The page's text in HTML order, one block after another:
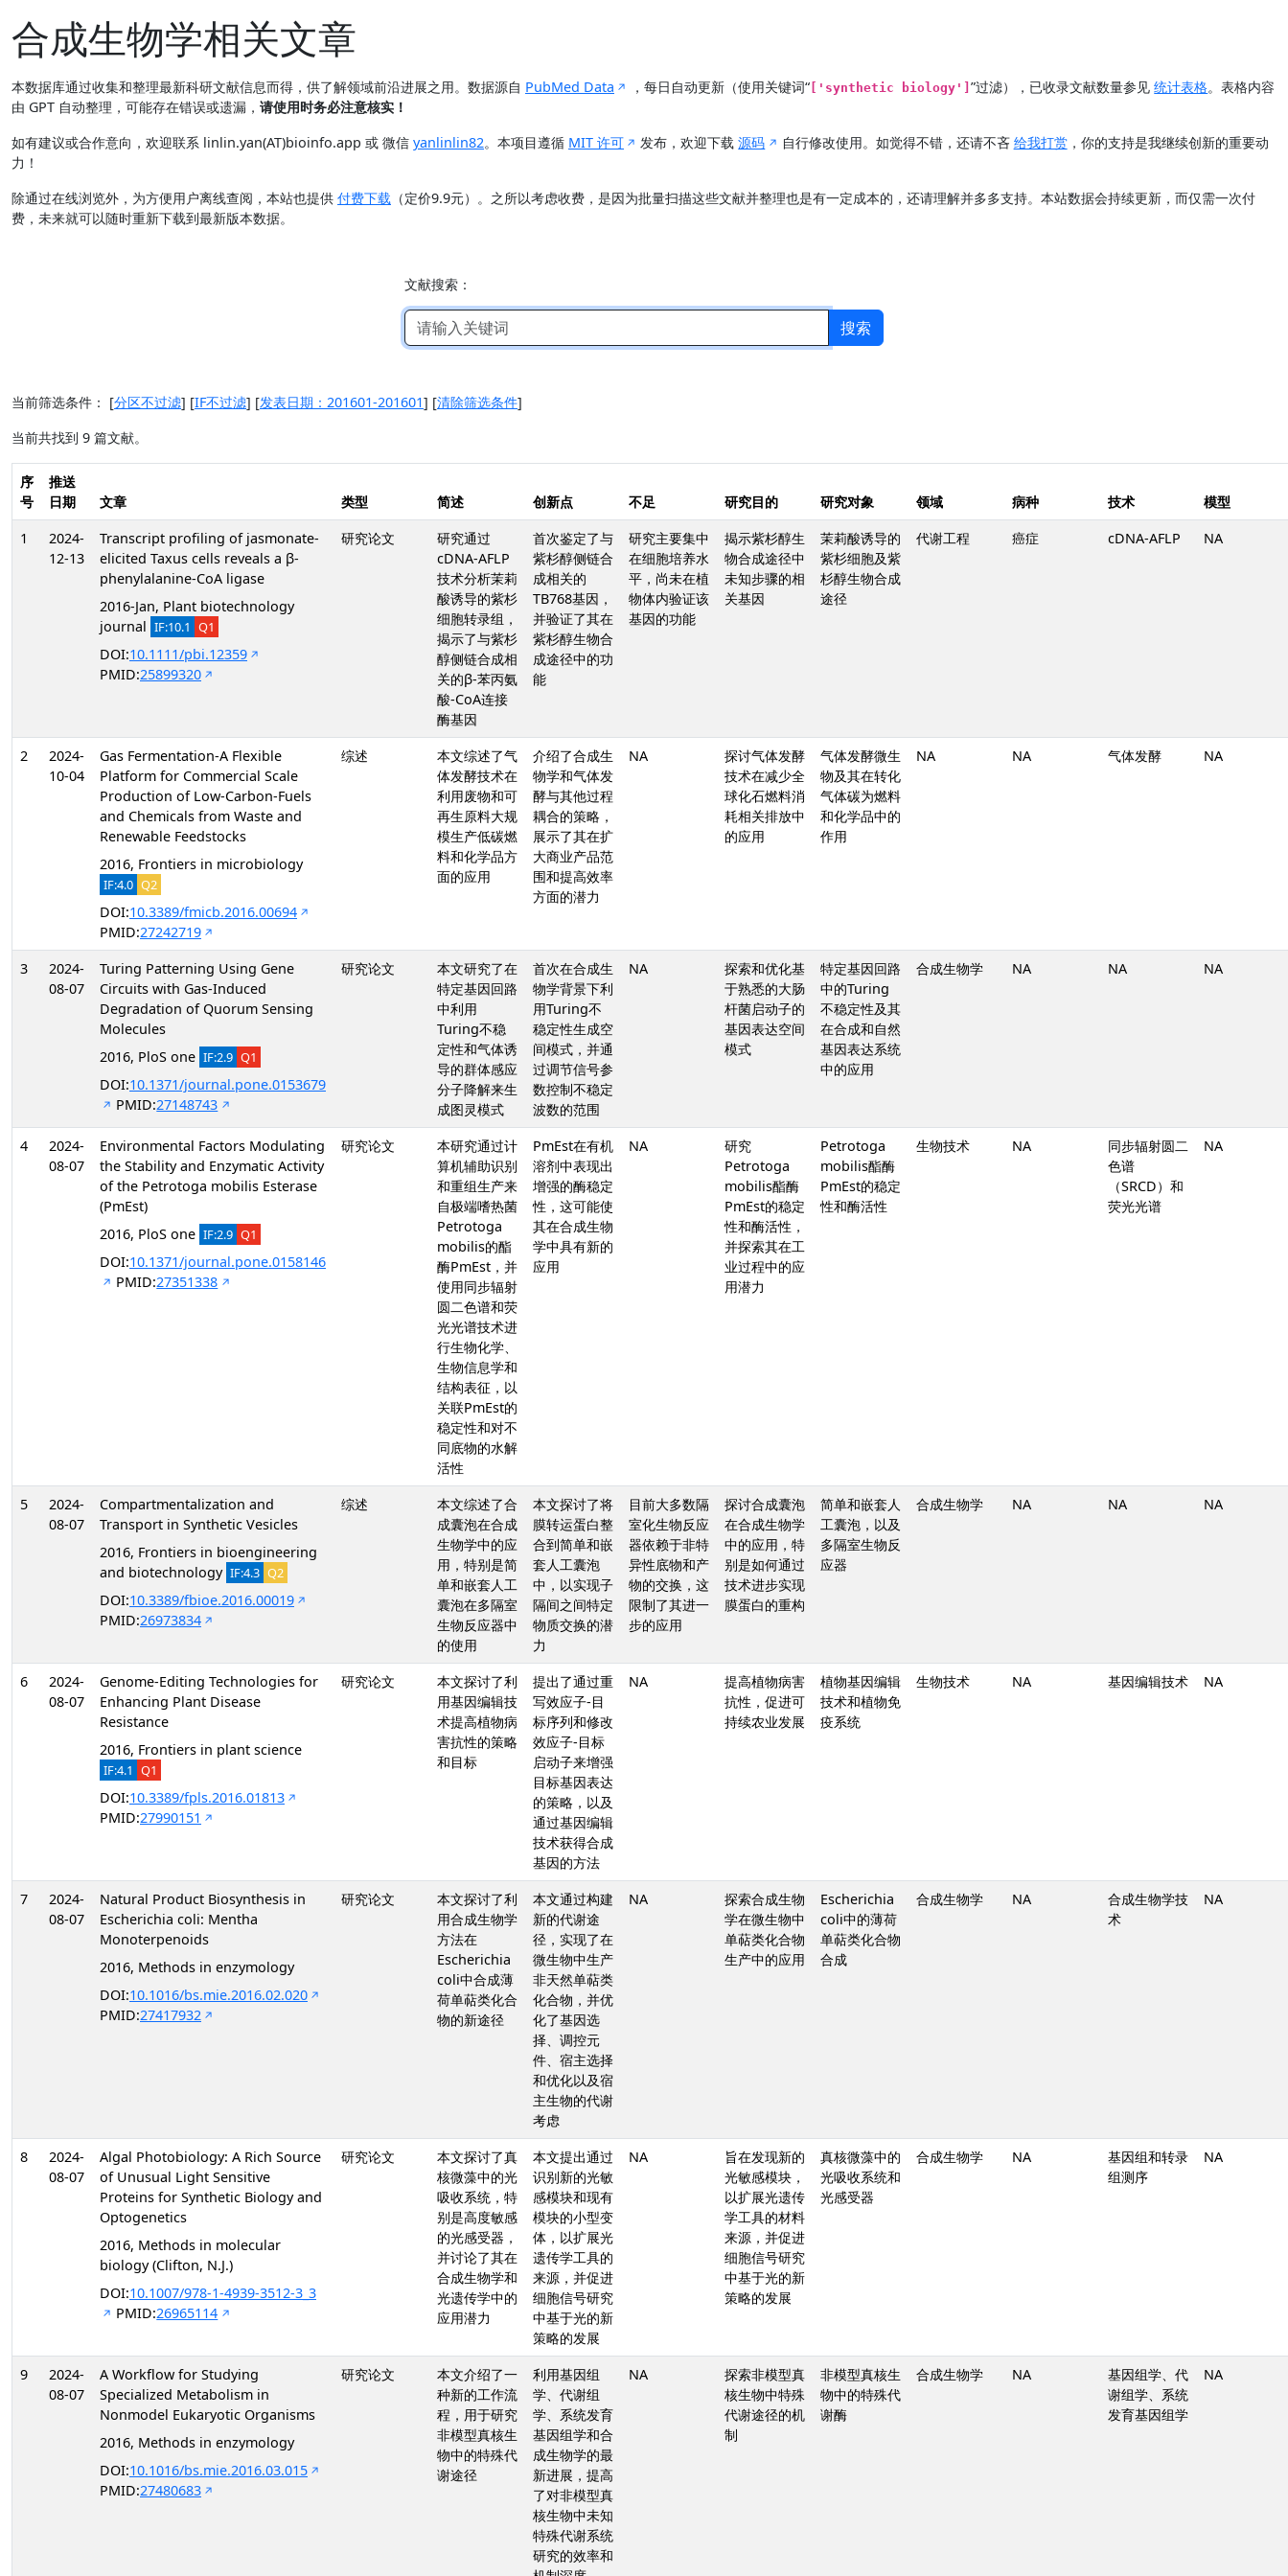
合成生物学相关文章
本数据库通过收集和整理最新科研文献信息而得，供了解领域前沿进展之用。数据源自 PubMed Data ，每日自动更新（使用关键词“ ['synthetic biology']”过滤），已收录文献数量参见统计表格。表格内容
由 GPT 自动整理，可能存在错误或遗漏， 请使用时务必注意核实！
如有建议或合作意向，欢迎联系 linlin.yan(AT)bioinfo.app 或 微信 yanlinlin82。本项目遵循 MIT 许可 发布，欢迎下载源码 自行修改使用。如觉得不错，还请不吝 给我打赏，你的支持是我继续创新的重要动
力！
除通过在线浏览外，为方便用户离线查阅，本站也提供 付费下载 （定价9.9元）。之所以考虑收费，是因为批量扫描这些文献并整理也是有一定成本的，还请理解并多多支持。本站数据会持续更新，而仅需一次付
费，未来就可以随时重新下载到最新版本数据。
文献搜索：
搜索
当前筛选条件： [分区不过滤] [IF不过滤] [发表日期：201601-201601] [清除筛选条件]
当前共找到 9 篇文献。
序
号
推送
日期
文章 类型 简述 创新点 不足 研究目的 研究对象 领域 病种 技术
模型
1
2024-
12-13
Transcript profiling of jasmonate-
elicited Taxus cells reveals a β-
phenylalanine-CoA ligase
2016-Jan, Plant biotechnology
journal IF:10.1 Q1
DOI:10.1111/pbi.12359
PMID:25899320
研究论文
研究通过
cDNA-AFLP
技术分析茉莉
酸诱导的紫杉
细胞转录组，
揭示了与紫杉
醇侧链合成相
关的β-苯丙氨
酸-CoA连接
酶基因
首次鉴定了与
紫杉醇侧链合
成相关的
TB768基因，
并验证了其在
紫杉醇生物合
成途径中的功
能
研究主要集中
在细胞培养水
平，尚未在植
物体内验证该
基因的功能
揭示紫杉醇生
物合成途径中
未知步骤的相
关基因
茉莉酸诱导的
紫杉细胞及紫
杉醇生物合成
途径
代谢工程 癌症 cDNA-AFLP NA
2
2024-
10-04
Gas Fermentation-A Flexible
Platform for Commercial Scale
Production of Low-Carbon-Fuels
and Chemicals from Waste and
Renewable Feedstocks
2016, Frontiers in microbiology
IF:4.0 Q2
DOI:10.3389/fmicb.2016.00694
PMID:27242719
综述
本文综述了气
体发酵技术在
利用废物和可
再生原料大规
模生产低碳燃
料和化学品方
面的应用
介绍了合成生
物学和气体发
酵与其他过程
耦合的策略，
展示了其在扩
大商业产品范
围和提高效率
方面的潜力
NA
探讨气体发酵
技术在减少全
球化石燃料消
耗相关排放中
的应用
气体发酵微生
物及其在转化
气体碳为燃料
和化学品中的
作用
NA NA 气体发酵 NA
3
2024-
08-07
Turing Patterning Using Gene
Circuits with Gas-Induced
Degradation of Quorum Sensing
Molecules
2016, PloS one IF:2.9 Q1
DOI:10.1371/journal.pone.0153679
PMID:27148743
研究论文
本文研究了在
特定基因回路
中利用
Turing不稳
定性和气体诱
导的群体感应
分子降解来生
成图灵模式
首次在合成生
物学背景下利
用Turing不
稳定性生成空
间模式，并通
过调节信号参
数控制不稳定
波数的范围
NA
探索和优化基
于熟悉的大肠
杆菌启动子的
基因表达空间
模式
特定基因回路
中的Turing
不稳定性及其
在合成和自然
基因表达系统
中的应用
合成生物学 NA NA NA
4
2024-
08-07
Environmental Factors Modulating
the Stability and Enzymatic Activity
of the Petrotoga mobilis Esterase
(PmEst)
2016, PloS one IF:2.9 Q1
DOI:10.1371/journal.pone.0158146
PMID:27351338
研究论文
本研究通过计
算机辅助识别
和重组生产来
自极端嗜热菌
Petrotoga
mobilis的酯
酶PmEst，并
使用同步辐射
圆二色谱和荧
光光谱技术进
行生物化学、
生物信息学和
结构表征，以
关联PmEst的
稳定性和对不
同底物的水解
活性
PmEst在有机
溶剂中表现出
增强的酶稳定
性，这可能使
其在合成生物
学中具有新的
应用
NA
研究
Petrotoga
mobilis酯酶
PmEst的稳定
性和酶活性，
并探索其在工
业过程中的应
用潜力
Petrotoga
mobilis酯酶
PmEst的稳定
性和酶活性
生物技术 NA
同步辐射圆二
色谱
（SRCD）和
荧光光谱
NA
5
2024-
08-07
Compartmentalization and
Transport in Synthetic Vesicles
2016, Frontiers in bioengineering
and biotechnology IF:4.3 Q2
DOI:10.3389/fbioe.2016.00019
PMID:26973834
综述
本文综述了合
成囊泡在合成
生物学中的应
用，特别是简
单和嵌套人工
囊泡在多隔室
生物反应器中
的使用
本文探讨了将
膜转运蛋白整
合到简单和嵌
套人工囊泡
中，以实现子
隔间之间特定
物质交换的潜
力
目前大多数隔
室化生物反应
器依赖于非特
异性底物和产
物的交换，这
限制了其进一
步的应用
探讨合成囊泡
在合成生物学
中的应用，特
别是如何通过
技术进步实现
膜蛋白的重构
简单和嵌套人
工囊泡，以及
多隔室生物反
应器
合成生物学 NA NA NA
6
2024-
08-07
Genome-Editing Technologies for
Enhancing Plant Disease
Resistance
2016, Frontiers in plant science
IF:4.1 Q1
DOI:10.3389/fpls.2016.01813
PMID:27990151
研究论文
本文探讨了利
用基因编辑技
术提高植物病
害抗性的策略
和目标
提出了通过重
写效应子-目
标序列和修改
效应子-目标
启动子来增强
目标基因表达
的策略，以及
通过基因编辑
技术获得合成
基因的方法
NA
提高植物病害
抗性，促进可
持续农业发展
植物基因编辑
技术和植物免
疫系统
生物技术 NA 基因编辑技术 NA
7
2024-
08-07
Natural Product Biosynthesis in
Escherichia coli: Mentha
Monoterpenoids
2016, Methods in enzymology
DOI:10.1016/bs.mie.2016.02.020
PMID:27417932
研究论文
本文探讨了利
用合成生物学
方法在
Escherichia
coli中合成薄
荷单萜类化合
物的新途径
本文通过构建
新的代谢途
径，实现了在
微生物中生产
非天然单萜类
化合物，并优
化了基因选
择、调控元
件、宿主选择
和优化以及宿
主生物的代谢
考虑
NA
探索合成生物
学在微生物中
单萜类化合物
生产中的应用
Escherichia
coli中的薄荷
单萜类化合物
合成
合成生物学 NA
合成生物学技
术
NA
8
2024-
08-07
Algal Photobiology: A Rich Source
of Unusual Light Sensitive
Proteins for Synthetic Biology and
Optogenetics
2016, Methods in molecular
biology (Clifton, N.J.)
DOI:10.1007/978-1-4939-3512-3_3
PMID:26965114
研究论文
本文探讨了真
核微藻中的光
吸收系统，特
别是高度敏感
的光感受器，
并讨论了其在
合成生物学和
光遗传学中的
应用潜力
本文提出通过
识别新的光敏
感模块和现有
模块的小型变
体，以扩展光
遗传学工具的
来源，并促进
细胞信号研究
中基于光的新
策略的发展
NA
旨在发现新的
光敏感模块，
以扩展光遗传
学工具的材料
来源，并促进
细胞信号研究
中基于光的新
策略的发展
真核微藻中的
光吸收系统和
光感受器
合成生物学 NA
基因组和转录
组测序
NA
9
2024-
08-07
A Workflow for Studying
Specialized Metabolism in
Nonmodel Eukaryotic Organisms
2016, Methods in enzymology
DOI:10.1016/bs.mie.2016.03.015
PMID:27480683
研究论文
本文介绍了一
种新的工作流
程，用于研究
非模型真核生
物中的特殊代
谢途径
利用基因组
学、代谢组
学、系统发育
基因组学和合
成生物学的最
新进展，提高
了对非模型真
核生物中未知
特殊代谢系统
研究的效率和
NA
探索非模型真
核生物中特殊
代谢途径的机
制
非模型真核生
物中的特殊代
谢酶
合成生物学 NA
基因组学、代
谢组学、系统
发育基因组学
NA